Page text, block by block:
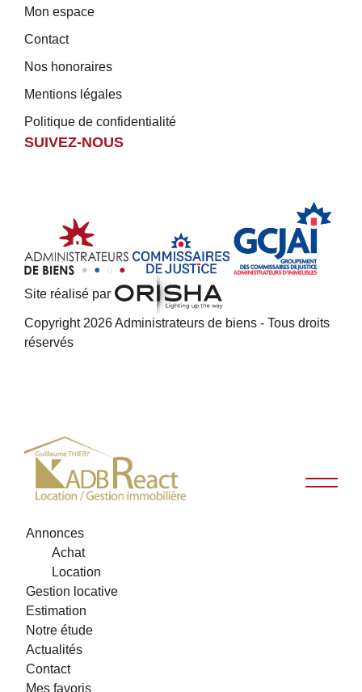
Mon espace
Contact
Nos honoraires
Mentions légales
Politique de confidentialité
SUIVEZ-NOUS
Site réalisé par
Copyright 2026 Administrateurs de biens - Tous droits
réservés
Annonces
Achat
Location
Gestion locative
Estimation
Notre étude
Actualités
Contact
Mes favoris